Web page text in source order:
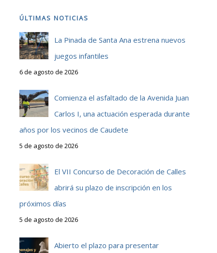
ÚLTIMAS NOTICIAS
La Pinada de Santa Ana estrena nuevos
juegos infantiles
6 de agosto de 2026
Comienza el asfaltado de la Avenida Juan
Carlos I, una actuación esperada durante
años por los vecinos de Caudete
5 de agosto de 2026
El VII Concurso de Decoración de Calles
abrirá su plazo de inscripción en los
próximos días
5 de agosto de 2026
Abierto el plazo para presentar